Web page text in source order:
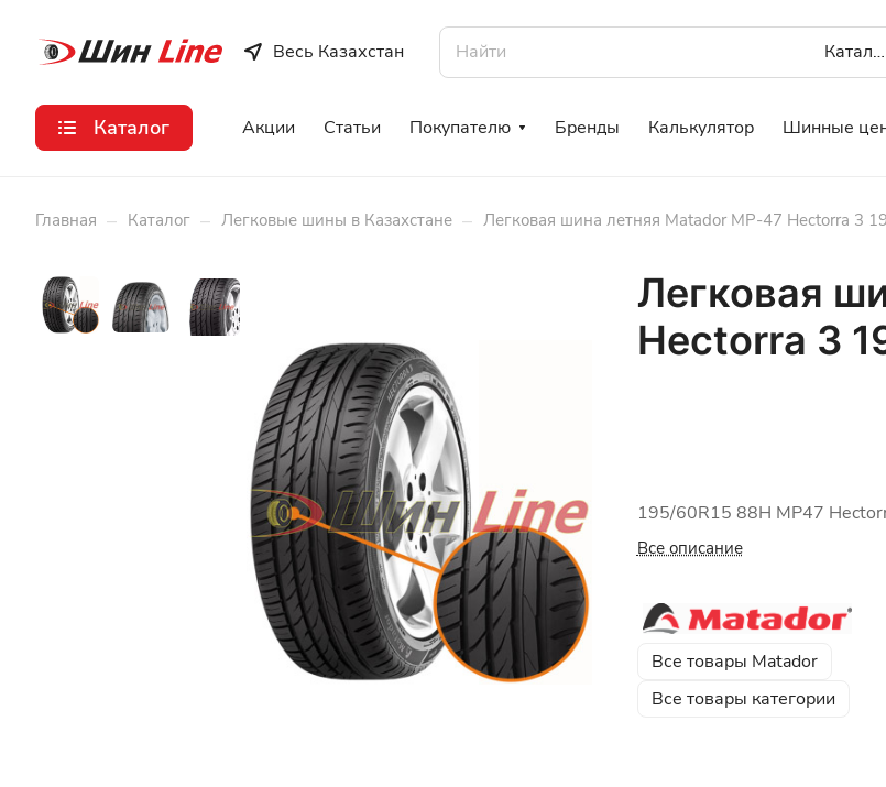
Весь Казахстан Каталог
Каталог Акции Статьи Покупателю Бренды Калькулятор Шинные
Главная – Каталог – Легковые шины в Казахстане – Легковая шина летняя Matador MP-47 Hectorra 3
Легковая
Hectorra 3
195/60R15 88H MP47
Все описание
Все товары Matador
Все товары категории